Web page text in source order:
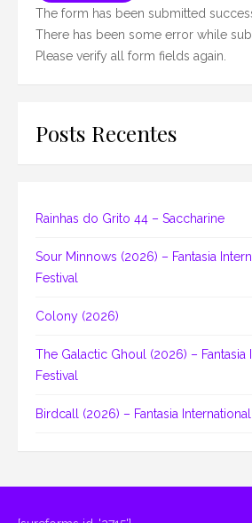
The form has been submitted
There has been some error while
Please verify all form fields again.
Posts Recentes
Rainhas do Grito 44 – Saccharine
Sour Minnows (2026) – Fantasia
Festival
Colony (2026)
The Galactic Ghoul (2026) – Fantasia
Festival
Birdcall (2026) – Fantasia